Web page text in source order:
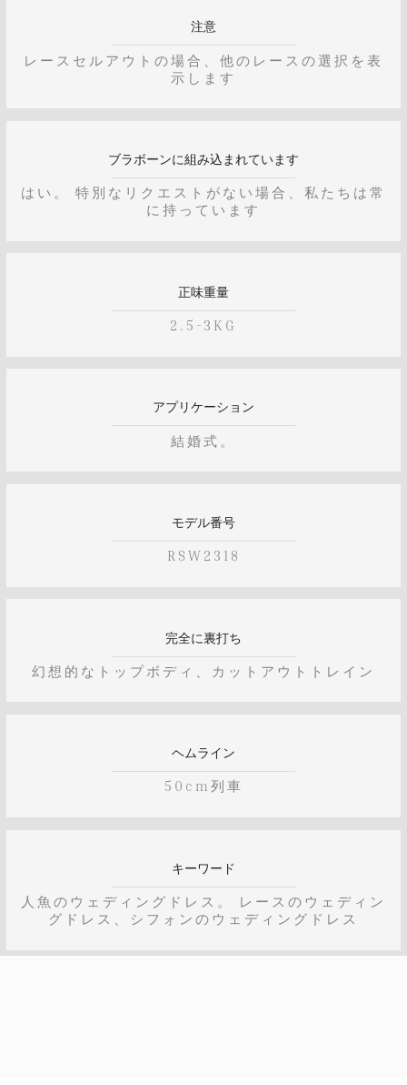
注意
レースセルアウトの場合、他のレースの選択を表
示します
ブラボーンに組み込まれています
はい。 特別なリクエストがない場合、私たちは常
に持っています
正味重量
2.5-3KG
アプリケーション
結婚式。
モデル番号
RSW2318
完全に裏打ち
幻想的なトップボディ、カットアウトトレイン
ヘムライン
50cm列車
キーワード
人魚のウェディングドレス。 レースのウェディン
グドレス、シフォンのウェディングドレス